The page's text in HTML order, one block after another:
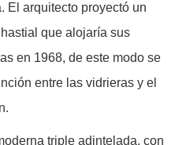
El arquitecto proyectó un
que alojaría sus
en 1968, de este modo se
entre las vidrieras y el
triple adintelada, con